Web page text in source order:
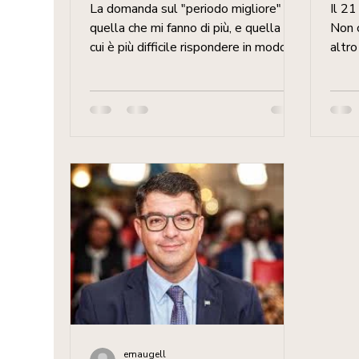
La domanda sul "periodo migliore" è
quella che mi fanno di più, e quella a
cui è più difficile rispondere in modo
per tutti: per un fotografo interessato
momento sbagliato. Ho imparato che
la stagione giusta dipende dal viaggio
che vuoi fare, non da una lista generica
di pro e contro. La Namibia ha due
stagioni, non quattro Viven
Il 21
Non
altro
emaugell